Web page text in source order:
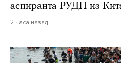
аспиранта РУДН из
2 часа назад